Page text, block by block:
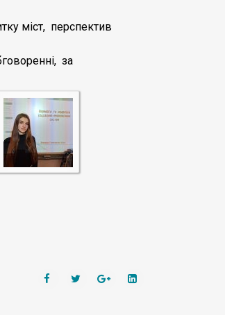
міст, перспектив
за